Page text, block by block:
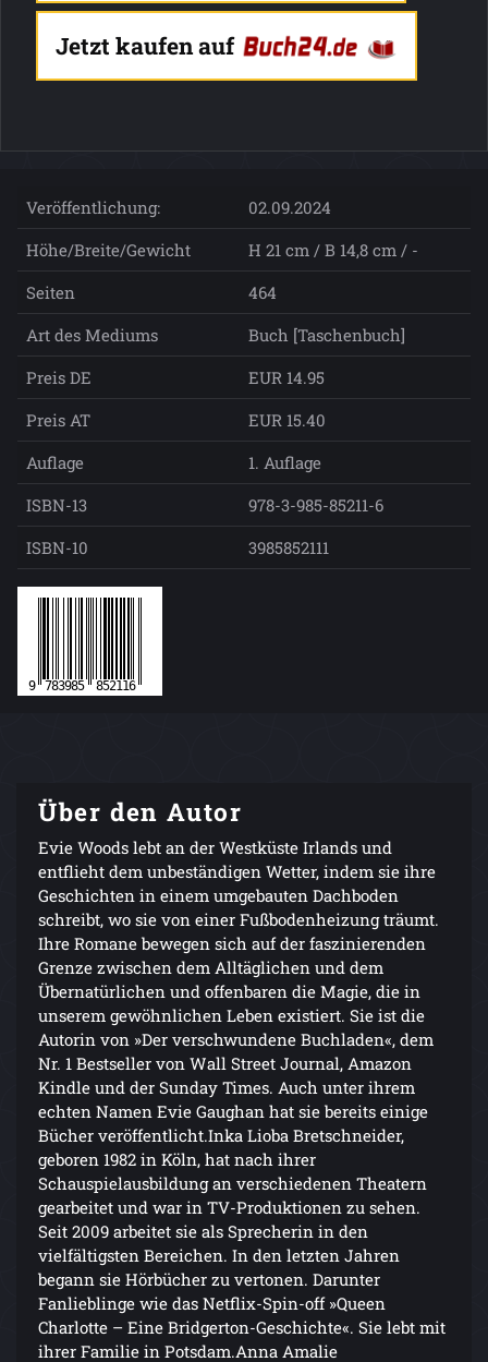
Jetzt kaufen auf
Veröffentlichung:
02.09.2024
Höhe/Breite/Gewicht
H 21 cm / B 14,8 cm / -
Seiten
464
Art des Mediums
Buch [Taschenbuch]
Preis DE
EUR 14.95
Preis AT
EUR 15.40
Auflage
1. Auflage
ISBN-13
978-3-985-85211-6
ISBN-10
3985852111
Über den Autor
Evie Woods lebt an der Westküste Irlands und
entflieht dem unbeständigen Wetter, indem sie ihre
Geschichten in einem umgebauten Dachboden
schreibt, wo sie von einer Fußbodenheizung träumt.
Ihre Romane bewegen sich auf der faszinierenden
Grenze zwischen dem Alltäglichen und dem
Übernatürlichen und offenbaren die Magie, die in
unserem gewöhnlichen Leben existiert. Sie ist die
Autorin von »Der verschwundene Buchladen«, dem
Nr. 1 Bestseller von Wall Street Journal, Amazon
Kindle und der Sunday Times. Auch unter ihrem
echten Namen Evie Gaughan hat sie bereits einige
Bücher veröffentlicht.Inka Lioba Bretschneider,
geboren 1982 in Köln, hat nach ihrer
Schauspielausbildung an verschiedenen Theatern
gearbeitet und war in TV-Produktionen zu sehen.
Seit 2009 arbeitet sie als Sprecherin in den
vielfältigsten Bereichen. In den letzten Jahren
begann sie Hörbücher zu vertonen. Darunter
Fanlieblinge wie das Netflix-Spin-off »Queen
Charlotte – Eine Bridgerton-Geschichte«. Sie lebt mit
ihrer Familie in Potsdam.Anna Amalie